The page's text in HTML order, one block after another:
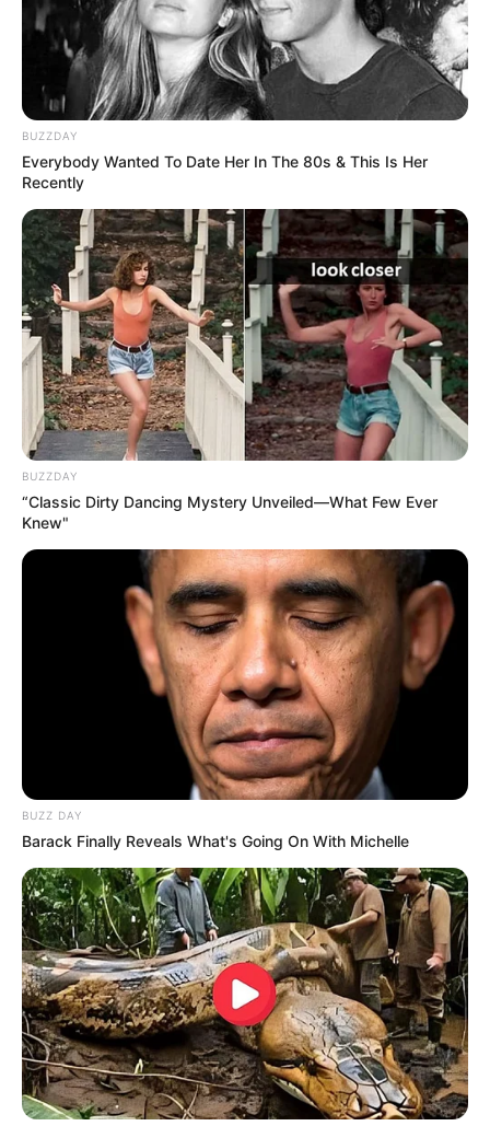
Más información:Capturan a hombre señalado de
agredir con arma blanca a su suegra en San Juan de
Urabá
Tras la alerta, se coordinó de inmediato con el Cuerpo de
Bomberos de Sabanalarga para realizar el levantamiento
Personal de la Seccional de Investigación Criminal (SIJIN)
se encargó de la inspección técnica al cadáver y de iniciar
las investigaciones pertinentes para esclarecer los hechos
y dar con los responsables de este lamentable suceso.
COMPARTIR
ALERTA BOGOTÁ EN GOOGLE NEWS
TEMAS RELACIONADOS
MUJERES ASESINADAS
ALERTA PAISA
AUTORIDADES
CRIMEN
NOTICIAS
SABANALARGA - ANTIOQUIA
MANTÉNGASE EN ALERTA
BUZZDAY
Everybody Wanted To Date Her In The 80s & This Is Her
Recently
BUZZDAY
“Classic Dirty Dancing Mystery Unveiled—What Few Ever
Knew"
BUZZ DAY
Barack Finally Reveals What's Going On With Michelle